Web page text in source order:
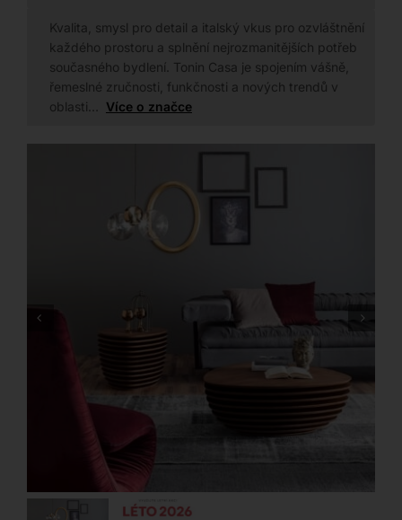
Kvalita, smysl pro detail a italský vkus pro ozvláštnění
každého prostoru a splnění nejrozmanitějších potřeb
současného bydlení. Tonin Casa je spojením vášně,
řemeslné zručnosti, funkčnosti a nových trendů v
oblasti… Více o značce